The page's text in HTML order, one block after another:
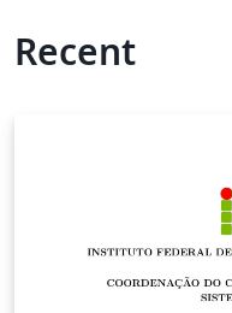
Recent